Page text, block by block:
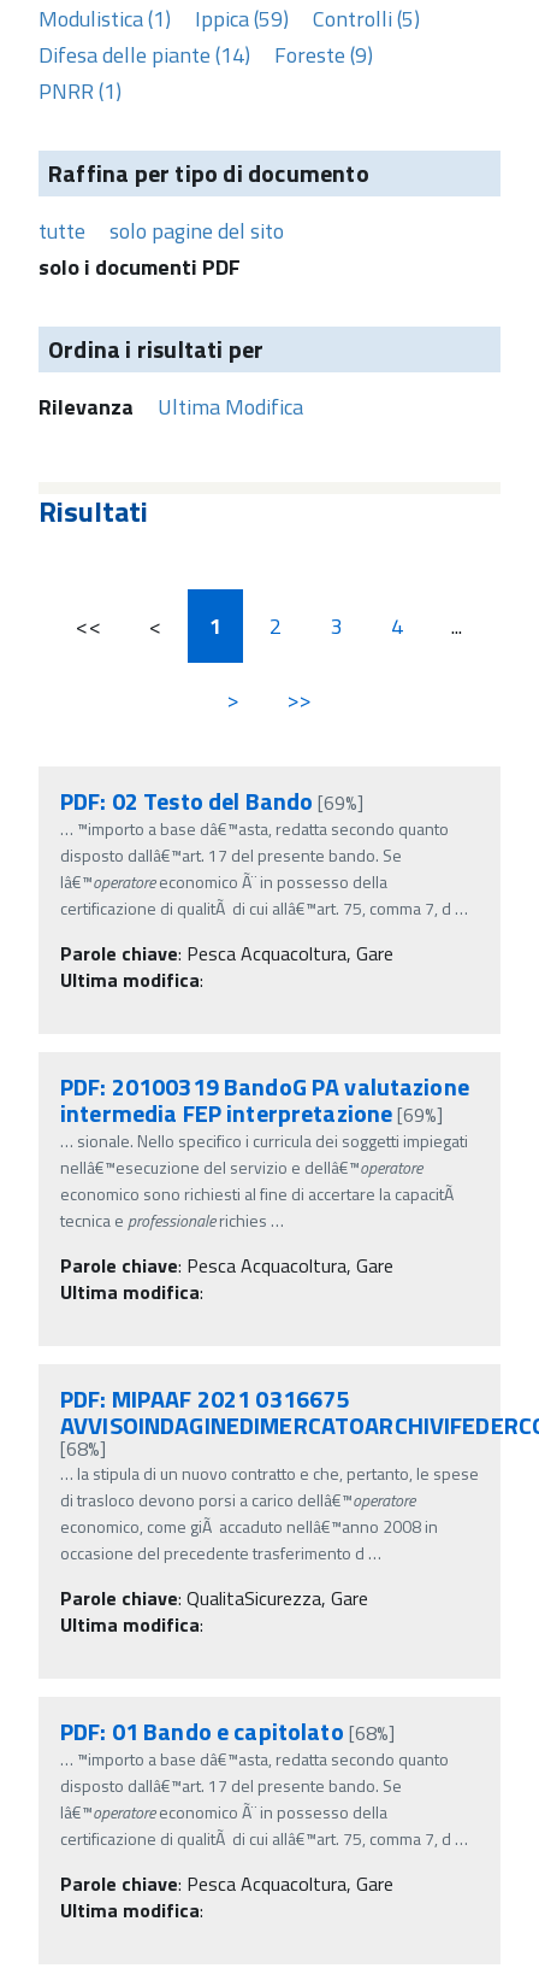
Modulistica (1)
Ippica (59)
Controlli (5)
Difesa delle piante (14)
Foreste (9)
PNRR (1)
Raffina per tipo di documento
tutte
solo pagine del sito
solo i documenti PDF
Ordina i risultati per
Rilevanza Ultima Modifica
Risultati
<< < 1 2 3 4 ...
> >>
PDF: 02 Testo del Bando [69%]
… ™importo a base dâ€™asta, redatta secondo quanto
disposto dallâ€™art. 17 del presente bando. Se
lâ€™operatoreeconomico Ã¨ in possesso della
certificazione di qualitÃ di cui allâ€™art. 75, comma 7, d …
Parole chiave: Pesca Acquacoltura, Gare
Ultima modifica:
PDF: 20100319 BandoG PA valutazione
intermedia FEP interpretazione[69%]
… sionale. Nello specifico i curricula dei soggetti impiegati
nellâ€™esecuzione del servizio e dellâ€™operatore
economico sono richiesti al fine di accertare la capacitÃ
tecnica e professionalerichies …
Parole chiave: Pesca Acquacoltura, Gare
Ultima modifica:
PDF: MIPAAF 2021 0316675
[68%]
… la stipula di un nuovo contratto e che, pertanto, le spese
di trasloco devono porsi a carico dellâ€™operatore
economico, come giÃ accaduto nellâ€™anno 2008 in
occasione del precedente trasferimento d …
Parole chiave: QualitaSicurezza, Gare
Ultima modifica:
PDF: 01 Bando e capitolato [68%]
… ™importo a base dâ€™asta, redatta secondo quanto
disposto dallâ€™art. 17 del presente bando. Se
lâ€™operatoreeconomico Ã¨ in possesso della
certificazione di qualitÃ di cui allâ€™art. 75, comma 7, d …
Parole chiave: Pesca Acquacoltura, Gare
Ultima modifica: